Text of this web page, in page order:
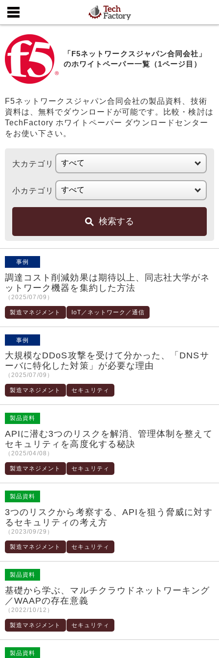
「F5ネットワークスジャパン合同会社」
のホワイトペーパー一覧（1ページ目）
F5ネットワークスジャパン合同会社の製品資料、技術
資料は、無料でダウンロードが可能です。比較・検討は
TechFactory ホワイトペーパー ダウンロードセンター
をお使い下さい。
大カテゴリ
小カテゴリ
検索する
事例
調達コスト削減効果は期待以上、同志社大学がネ
ットワーク機器を集約した方法
（2025/07/09）
製造マネジメント IoT／ネットワーク／通信
事例
大規模なDDoS攻撃を受けて分かった、「DNSサ
ーバに特化した対策」が必要な理由
（2025/07/09）
製造マネジメント セキュリティ
製品資料
APIに潜む3つのリスクを解消、管理体制を整えて
セキュリティを高度化する秘訣
（2025/04/08）
製造マネジメント セキュリティ
製品資料
3つのリスクから考察する、APIを狙う脅威に対す
るセキュリティの考え方
（2023/09/29）
製造マネジメント セキュリティ
製品資料
基礎から学ぶ、マルチクラウドネットワーキング
／WAAPの存在意義
（2022/10/12）
製造マネジメント セキュリティ
製品資料